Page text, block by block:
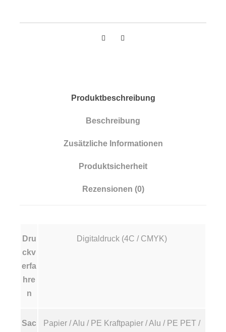
Produktbeschreibung
Beschreibung
Zusätzliche Informationen
Produktsicherheit
Rezensionen (0)
Dru
ckv
erfa
hre
n
Digitaldruck (4C / CMYK)
Sac
Papier / Alu / PE Kraftpapier / Alu / PE PET /